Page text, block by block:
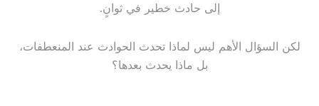
إلى حادث خطير في ثوانٍ.
لكن السؤال الأهم ليس لماذا تحدث الحوادث عند المنعطفات،
بل ماذا يحدث بعدها؟